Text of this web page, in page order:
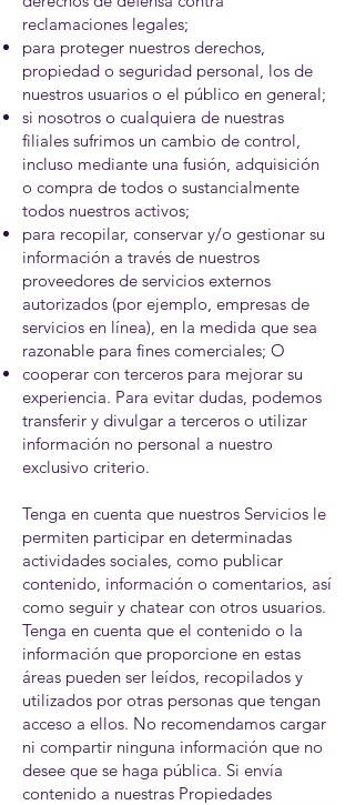
reclamaciones legales;
para proteger nuestros derechos,
propiedad o seguridad personal, los de
nuestros usuarios o el público en general;
si nosotros o cualquiera de nuestras
filiales sufrimos un cambio de control,
incluso mediante una fusión, adquisición
o compra de todos o sustancialmente
todos nuestros activos;
para recopilar, conservar y/o gestionar su
información a través de nuestros
proveedores de servicios externos
autorizados (por ejemplo, empresas de
servicios en línea), en la medida que sea
razonable para fines comerciales; O
cooperar con terceros para mejorar su
experiencia. Para evitar dudas, podemos
transferir y divulgar a terceros o utilizar
información no personal a nuestro
exclusivo criterio.
Tenga en cuenta que nuestros Servicios le
permiten participar en determinadas
actividades sociales, como publicar
contenido, información o comentarios, así
como seguir y chatear con otros usuarios.
Tenga en cuenta que el contenido o la
información que proporcione en estas
áreas pueden ser leídos, recopilados y
utilizados por otras personas que tengan
acceso a ellos. No recomendamos cargar
ni compartir ninguna información que no
desee que se haga pública. Si envía
contenido a nuestras Propiedades